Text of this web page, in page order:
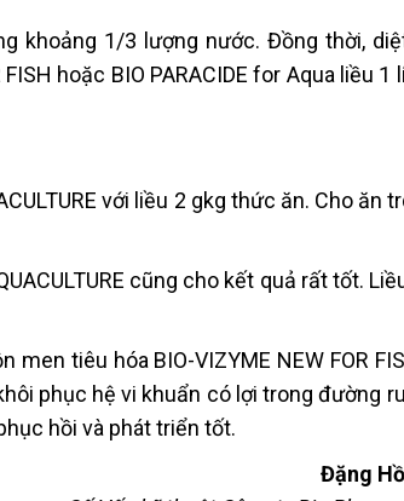
khoảng 1/3 lượng nước. Đồng thời,
hoặc BIO PARACIDE for Aqua liều 1
với liều 2 gkg thức ăn. Cho ăn
cũng cho kết quả rất tốt.
tiêu hóa BIO-VIZYME NEW FOR
phục hệ vi khuẩn có lợi trong đường
hồi và phát triển tốt.
Đặng